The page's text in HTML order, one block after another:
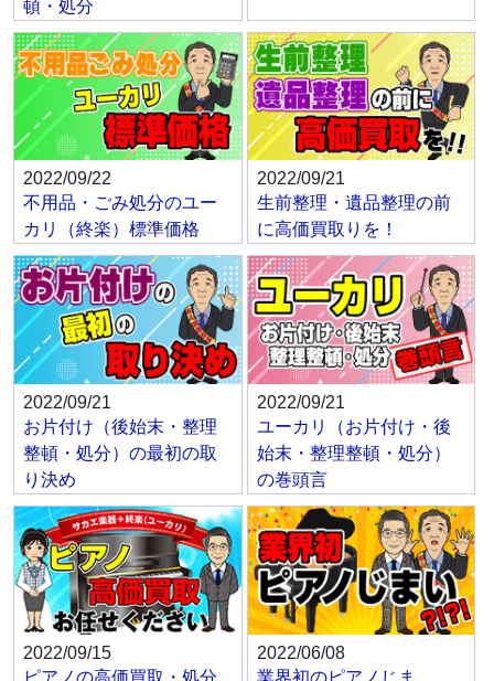
頓・処分
2022/09/22
不用品・ごみ処分のユー
カリ（終楽）標準価格
2022/09/21
生前整理・遺品整理の前
に高価買取りを！
2022/09/21
お片付け（後始末・整理
整頓・処分）の最初の取
り決め
2022/09/21
ユーカリ（お片付け・後
始末・整理整頓・処分）
の巻頭言
2022/09/15
ピアノの高価買取・処分
2022/06/08
業界初のピアノじま